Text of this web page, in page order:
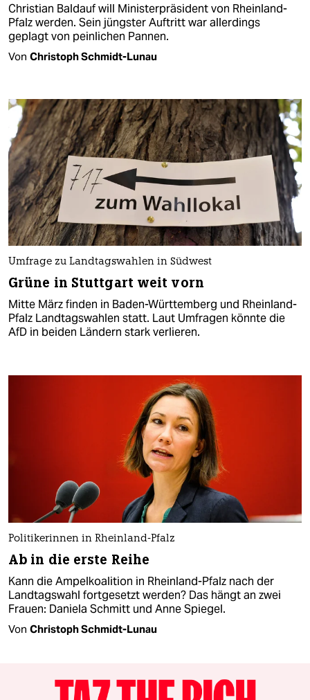
Christian Baldauf will Ministerpräsident von Rheinland-
Pfalz werden. Sein jüngster Auftritt war allerdings
geplagt von peinlichen Pannen.
Von Christoph Schmidt-Lunau
Umfrage zu Landtagswahlen in Südwest
Grüne in Stuttgart weit vorn
Mitte März finden in Baden-Württemberg und Rheinland-
Pfalz Landtagswahlen statt. Laut Umfragen könnte die
AfD in beiden Ländern stark verlieren.
Politikerinnen in Rheinland-Pfalz
Ab in die erste Reihe
Kann die Ampelkoalition in Rheinland-Pfalz nach der
Landtagswahl fortgesetzt werden? Das hängt an zwei
Frauen: Daniela Schmitt und Anne Spiegel.
Von Christoph Schmidt-Lunau